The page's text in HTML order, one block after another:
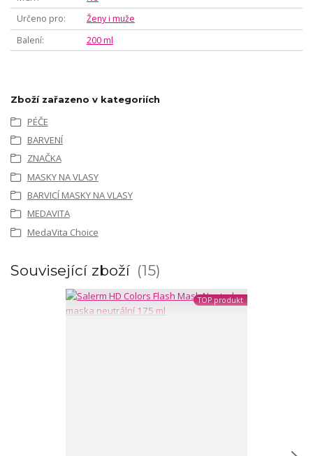
Určeno pro
Ženy i muže
Balení
200 ml
Zboží zařazeno v kategoriích
PÉČE
BARVENÍ
ZNAČKA
MASKY NA VLASY
BARVICÍ MASKY NA VLASY
MEDAVITA
MedaVita Choice
Související zboží 15
TOP produkt